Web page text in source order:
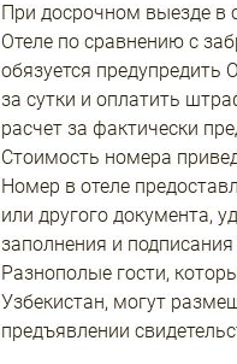
При досрочном выезде в
Отеле по сравнению с
обязуется
за сутки и оплатить
расчет за фактически
Стоимость номера
Номер в отеле
или другого документа,
заполнения и
Разнополые гости,
Узбекистан, могут
предъявлении